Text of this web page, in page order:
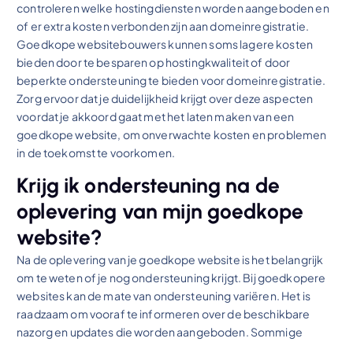
controleren welke hostingdiensten worden aangeboden en
of er extra kosten verbonden zijn aan domeinregistratie.
Goedkope websitebouwers kunnen soms lagere kosten
bieden door te besparen op hostingkwaliteit of door
beperkte ondersteuning te bieden voor domeinregistratie.
Zorg ervoor dat je duidelijkheid krijgt over deze aspecten
voordat je akkoord gaat met het laten maken van een
goedkope website, om onverwachte kosten en problemen
in de toekomst te voorkomen.
Krijg ik ondersteuning na de
oplevering van mijn goedkope
website?
Na de oplevering van je goedkope website is het belangrijk
om te weten of je nog ondersteuning krijgt. Bij goedkopere
websites kan de mate van ondersteuning variëren. Het is
raadzaam om vooraf te informeren over de beschikbare
nazorg en updates die worden aangeboden. Sommige